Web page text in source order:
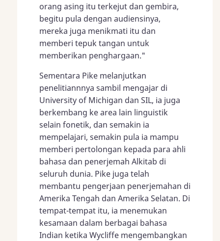
orang asing itu terkejut dan gembira,
begitu pula dengan audiensinya,
mereka juga menikmati itu dan
memberi tepuk tangan untuk
memberikan penghargaan."
Sementara Pike melanjutkan
penelitiannnya sambil mengajar di
University of Michigan dan SIL, ia juga
berkembang ke area lain linguistik
selain fonetik, dan semakin ia
mempelajari, semakin pula ia mampu
memberi pertolongan kepada para ahli
bahasa dan penerjemah Alkitab di
seluruh dunia. Pike juga telah
membantu pengerjaan penerjemahan di
Amerika Tengah dan Amerika Selatan. Di
tempat-tempat itu, ia menemukan
kesamaan dalam berbagai bahasa
Indian ketika Wycliffe mengembangkan